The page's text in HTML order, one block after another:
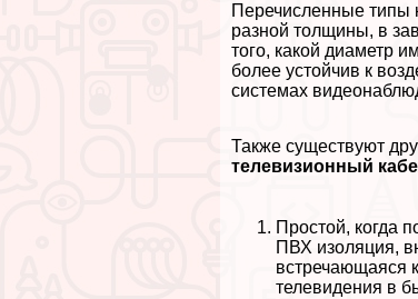
Перечисленные типы
разной толщины, в
того, какой диаметр
более устойчив к
системах
Также существуют
телевизионный
Простой, когда
ПВХ изоляция,
встречающаяся
телевидения в